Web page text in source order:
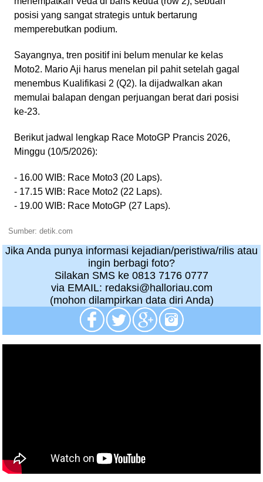
posisi yang sangat strategis untuk bertarung
memperebutkan podium.
Sayangnya, tren positif ini belum menular ke kelas
Moto2. Mario Aji harus menelan pil pahit setelah gagal
menembus Kualifikasi 2 (Q2). Ia dijadwalkan akan
memulai balapan dengan perjuangan berat dari posisi
ke-23.
Berikut jadwal lengkap Race MotoGP Prancis 2026,
Minggu (10/5/2026):
- 16.00 WIB: Race Moto3 (20 Laps).
- 17.15 WIB: Race Moto2 (22 Laps).
- 19.00 WIB: Race MotoGP (27 Laps).
Sumber: detik.com
Jika Anda punya informasi kejadian/peristiwa/rilis atau
ingin berbagi foto?
Silakan SMS ke 0813 7176 0777
via EMAIL: redaksi@halloriau.com
(mohon dilampirkan data diri Anda)